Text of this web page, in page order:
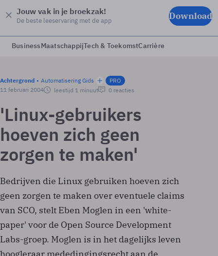
Jouw vak in je broekzak!
De beste leeservaring met de app Download
BusinessMaatschappijTech & ToekomstCarrière
Achtergrond Automatisering Gids
PRO
11 februari 2004
leestijd 1 minuut 0 reacties
'Linux-gebruikers
hoeven zich geen
zorgen te maken'
Bedrijven die Linux gebruiken hoeven zich
geen zorgen te maken over eventuele claims
van SCO, stelt Eben Moglen in een 'white-
paper' voor de Open Source Development
Labs-groep. Moglen is in het dagelijks leven